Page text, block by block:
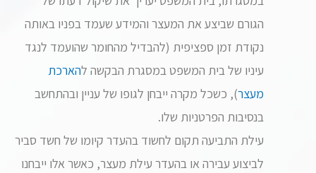
הגורם שביצע את המעצר והמידע שעמד בפניו באותה
נקודת זמן ספציפית (להבדיל מהחומר שהועמד לנגד
עיניו של בית המשפט במסגרת הבקשה להארכת
מעצר), כשכל מקרה ייבחן לגופו של עניין ובהתחשב
בנסיבות הפרטניות שלו.
עילת התביעה תקום לחשוד בהעדר קיומו של חשד סביר
לביצוע עבירה או בהעדר עילת מעצר, כאשר אלו ייבחנו